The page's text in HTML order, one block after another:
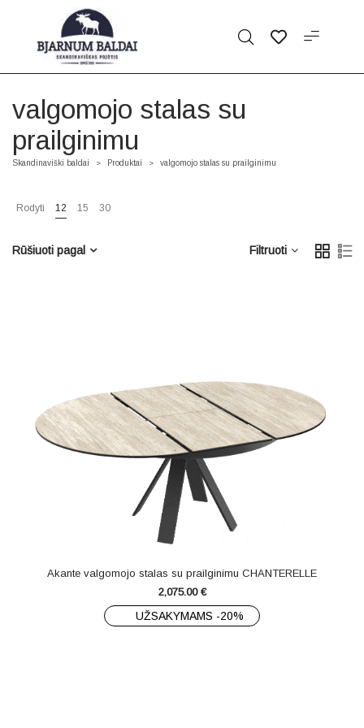
valgomojo stalas su
prailginimu
Skandinaviški baldai > Produktai > valgomojo stalas su prailginimu
Rodyti 12 15 30
Filtruoti
Rūšiuoti pagal
Akante valgomojo stalas su prailginimu CHANTERELLE
2,075.00 €
UŽSAKYMAMS -20%